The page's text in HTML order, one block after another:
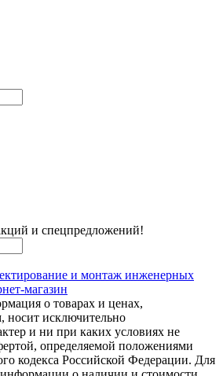
и спецпредложений!
и монтаж инженерных
магазин
о товарах и ценах,
носит исключительно
и ни при каких условиях не
определяемой положениями
кодекса Российской Федерации. Для